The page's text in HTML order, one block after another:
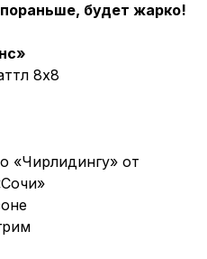
будет жарко!
8х8
«Чирлидингу» от